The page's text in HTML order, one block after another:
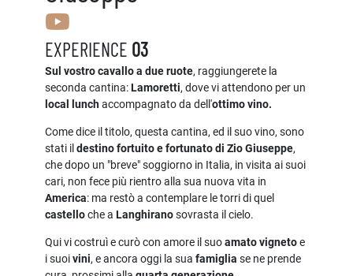
EXPERIENCE 03
Sul vostro cavallo a due ruote, raggiungerete la
seconda cantina:Lamoretti, dove vi attendono per un
local lunchaccompagnato da dell'ottimo vino.
Come dice il titolo, questa cantina, ed il suo vino, sono
stati il destino fortuito e fortunato di Zio Giuseppe,
che dopo un "breve" soggiorno in Italia, in visita ai suoi
cari, non fece più rientro alla sua nuova vita in
America: ma restò a contemplare le torri di quel
castelloche a Langhiranosovrasta il cielo.
Qui vi costruì e curò con amore il suoamato vignetoe
i suoivini, e ancora oggi la sua famiglia se ne prende